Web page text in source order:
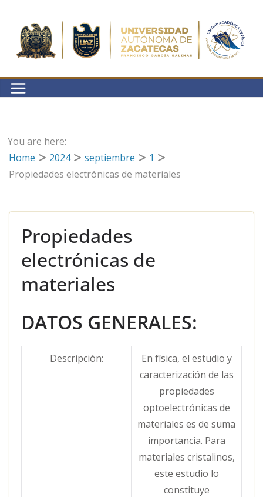
contenido
You are here:
Home
2024 septiembre
1
Propiedades electrónicas de materiales
Propiedades
electrónicas de
materiales
DATOS GENERALES:
Descripción:
En física, el estudio y
caracterización de las
propiedades
optoelectrónicas de
materiales es de suma
importancia. Para
materiales cristalinos,
este estudio lo
constituye